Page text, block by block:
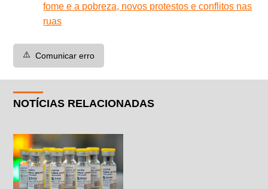
fome e a pobreza, novos protestos e conflitos nas
ruas
⚠️ Comunicar erro
NOTÍCIAS RELACIONADAS